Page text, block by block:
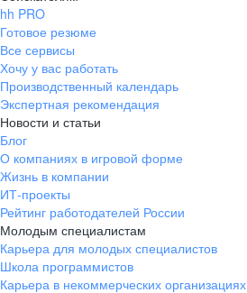
hh PRO
Готовое резюме
Все сервисы
Хочу у вас работать
Производственный календарь
Экспертная рекомендация
Новости и статьи
Блог
О компаниях в игровой форме
Жизнь в компании
ИТ-проекты
Рейтинг работодателей России
Молодым специалистам
Карьера для молодых специалистов
Школа программистов
Карьера в некоммерческих организациях